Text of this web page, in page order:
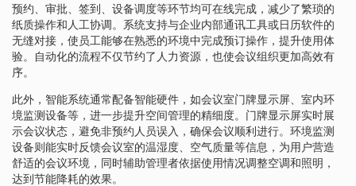
预约、审批、签到、设备调度等环节均可在线完成，减少了繁琐的
纸质操作和人工协调。系统支持与企业内部通讯工具或日历软件的
无缝对接，使员工能够在熟悉的环境中完成预订操作，提升使用体
验。自动化的流程不仅节约了人力资源，也使会议组织更加高效有
序。
此外，智能系统通常配备智能硬件，如会议室门牌显示屏、室内环
境监测设备等，进一步提升空间管理的精细度。门牌显示屏实时展
示会议状态，避免非预约人员误入，确保会议顺利进行。环境监测
设备则能实时反馈会议室的温湿度、空气质量等信息，为用户营造
舒适的会议环境，同时辅助管理者依据使用情况调整空调和照明，
达到节能降耗的效果。